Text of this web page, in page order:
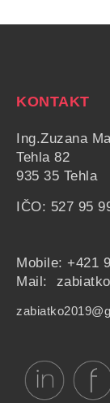
KONTAKT
Ing.Zuzana
Tehla 82
935 35 Tehla
IČO: 527
Mobile: +421
Mail: